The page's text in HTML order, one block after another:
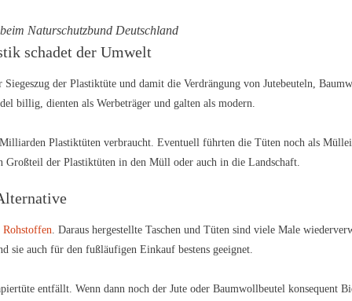
Naturschutzbund Deutschland
schadet der Umwelt
Siegeszug der Plastiktüte und damit die Verdrängung von Jutebeuteln,
billig, dienten als Werbeträger und galten als modern.
Plastiktüten verbraucht. Eventuell führten die Tüten noch als
Großteil der Plastiktüten in den Müll oder auch in die Landschaft.
Rohstoffen . Daraus hergestellte Taschen und Tüten sind viele Male
sie auch für den fußläufigen Einkauf bestens geeignet.
entfällt. Wenn dann noch der Jute oder Baumwollbeutel konsequent